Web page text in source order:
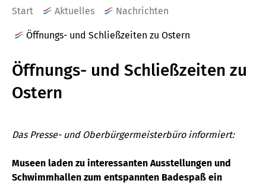
Start Aktuelles Nachrichten
Öffnungs- und Schließzeiten zu Ostern
Öffnungs- und Schließzeiten zu
Ostern
Das Presse- und Oberbürgermeisterbüro informiert:
Museen laden zu interessanten Ausstellungen und
Schwimmhallen zum entspannten Badespaß ein